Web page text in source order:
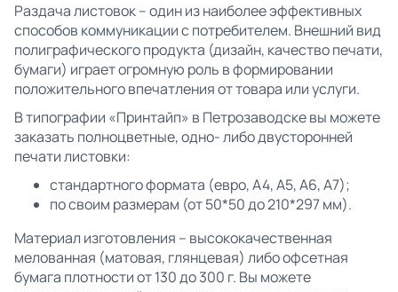
Раздача листовок – один из наиболее эффективных
способов коммуникации с потребителем. Внешний вид
полиграфического продукта (дизайн, качество печати,
бумаги) играет огромную роль в формировании
положительного впечатления от товара или услуги.
В типографии «Принтайп» в Петрозаводске вы можете
заказать полноцветные, одно- либо двусторонней
печати листовки:
стандартного формата (евро, А4, А5, А6, А7);
по своим размерам (от 50*50 до 210*297 мм).
Материал изготовления – высококачественная
мелованная (матовая, глянцевая) либо офсетная
бумага плотности от 130 до 300 г. Вы можете